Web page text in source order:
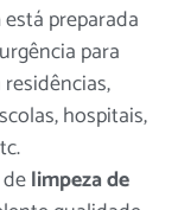
está preparada
para
hospitais,
limpeza de